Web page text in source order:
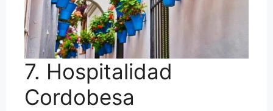
7. Hospitalidad
Cordobesa